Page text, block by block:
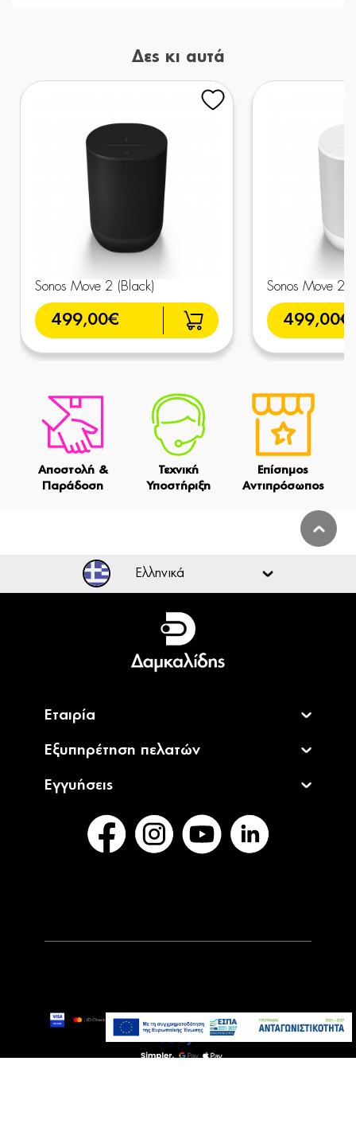
Δες κι αυτά
Sonos Move 2 (Black)
499,00€
Sonos Move 2
499,00€
Αποστολή &
Παράδοση
Τεχνική
Υποστήριξη
Επίσημος
Αντιπρόσωπος
Άμεσα Διαθέσιμο
Προσθήκη στο καλάθι
Ελληνικά
Ελληνικά
English
Εταιρία
Εξυπηρέτηση πελατών
Εγγυήσεις